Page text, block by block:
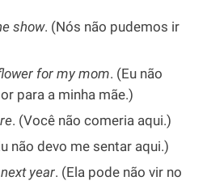
show. (Nós não pudemos ir
for my mom. (Eu não
para a minha mãe.)
. (Você não comeria aqui.)
não devo me sentar aqui.)
year. (Ela pode não vir no